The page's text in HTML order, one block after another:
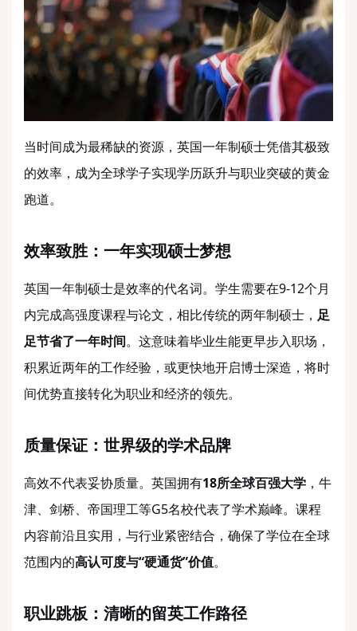
当时间成为最稀缺的资源，英国一年制硕士凭借其极致
的效率，成为全球学子实现学历跃升与职业突破的黄金
跑道。
效率致胜：一年实现硕士梦想
英国一年制硕士是效率的代名词。学生需要在9-12个月
内完成高强度课程与论文，相比传统的两年制硕士， 足
足节省了一年时间。这意味着毕业生能更早步入职场，
积累近两年的工作经验，或更快地开启博士深造，将时
间优势直接转化为职业和经济的领先。
质量保证：世界级的学术品牌
高效不代表妥协质量。英国拥有18所全球百强大学 ，牛
津、剑桥、帝国理工等G5名校代表了学术巅峰。课程
内容前沿且实用，与行业紧密结合，确保了学位在全球
范围内的高认可度与“硬通货”价值。
职业跳板：清晰的留英工作路径